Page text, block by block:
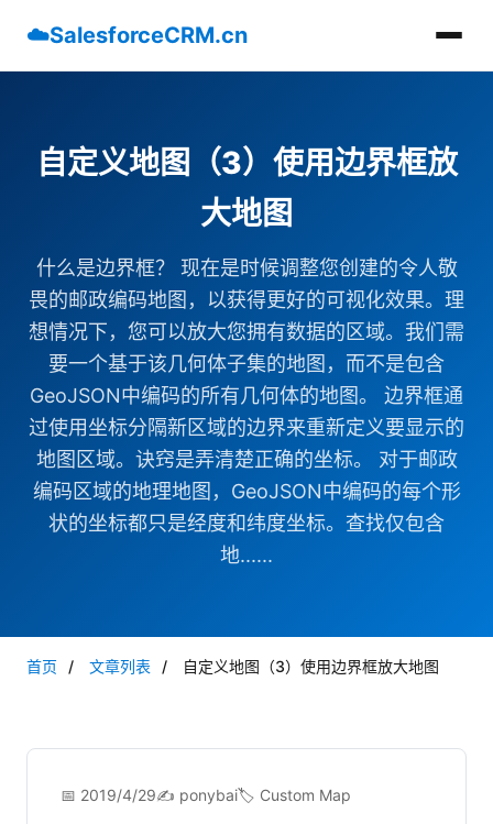
☁️SalesforceCRM.cn
自定义地图（3）使用边界框放
大地图
什么是边界框？ 现在是时候调整您创建的令人敬
畏的邮政编码地图，以获得更好的可视化效果。理
想情况下，您可以放大您拥有数据的区域。我们需
要一个基于该几何体子集的地图，而不是包含
GeoJSON中编码的所有几何体的地图。 边界框通
过使用坐标分隔新区域的边界来重新定义要显示的
地图区域。诀窍是弄清楚正确的坐标。 对于邮政
编码区域的地理地图，GeoJSON中编码的每个形
状的坐标都只是经度和纬度坐标。查找仅包含
地......
首页 / 文章列表 / 自定义地图（3）使用边界框放大地图
📅 2019/4/29✍️ ponybai🏷️ Custom Map